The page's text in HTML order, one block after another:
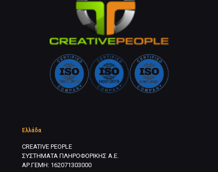
Ελλάδα
CREATIVE PEOPLE
ΣΥΣΤΗΜΑΤΑ ΠΛΗΡΟΦΟΡΙΚΗΣ Α.Ε.
ΑΡ.ΓΕΜΗ: 162071303000